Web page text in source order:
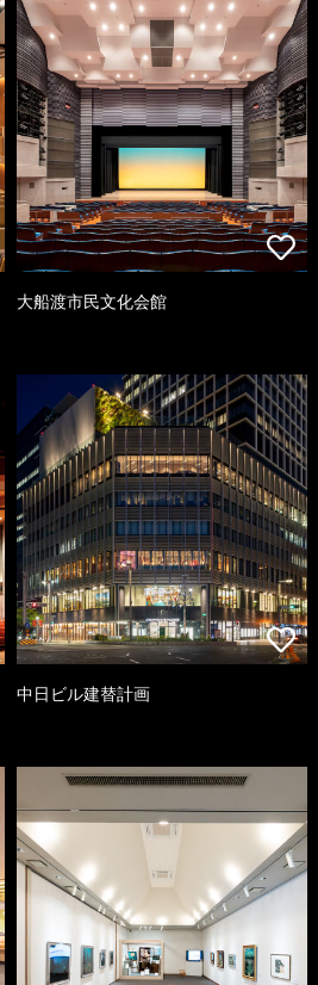
大船渡市民文化会館
中日ビル建替計画